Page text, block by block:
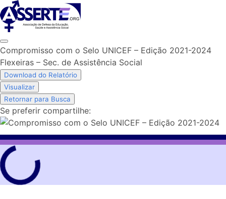
Skip
to
content
Compromisso com o Selo UNICEF – Edição 2021-2024
Flexeiras – Sec. de Assistência Social
Download do Relatório
Visualizar
Retornar para Busca
Se preferir compartilhe: